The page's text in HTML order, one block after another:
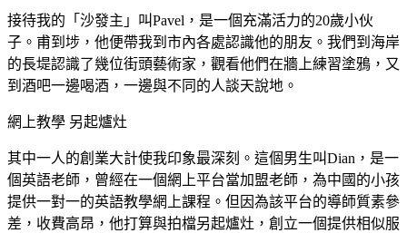
接待我的「沙發主」叫Pavel，是一個充滿活力的20歲小伙
子。甫到埗，他便帶我到市內各處認識他的朋友。我們到海岸
的長堤認識了幾位街頭藝術家，觀看他們在牆上練習塗鴉，又
到酒吧一邊喝酒，一邊與不同的人談天說地。
網上教學 另起爐灶
其中一人的創業大計使我印象最深刻。這個男生叫Dian，是一
個英語老師，曾經在一個網上平台當加盟老師，為中國的小孩
提供一對一的英語教學網上課程。但因為該平台的導師質素參
差，收費高昂，他打算與拍檔另起爐灶，創立一個提供相似服